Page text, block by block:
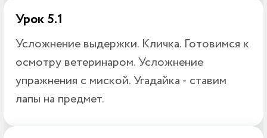
Урок 5.1
Усложнение выдержки. Кличка. Готовимся к
осмотру ветеринаром. Усложнение
упражнения с миской. Угадайка - ставим
лапы на предмет.